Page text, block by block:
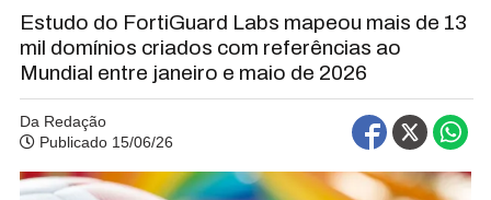
Estudo do FortiGuard Labs mapeou mais de 13
mil domínios criados com referências ao
Mundial entre janeiro e maio de 2026
Da Redação
Publicado 15/06/26